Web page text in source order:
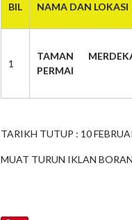
BIL NAMA DAN LOKASI
1
TAMAN
PERMAI
TARIKH TUTUP : 10
MUAT TURUN IKLAN